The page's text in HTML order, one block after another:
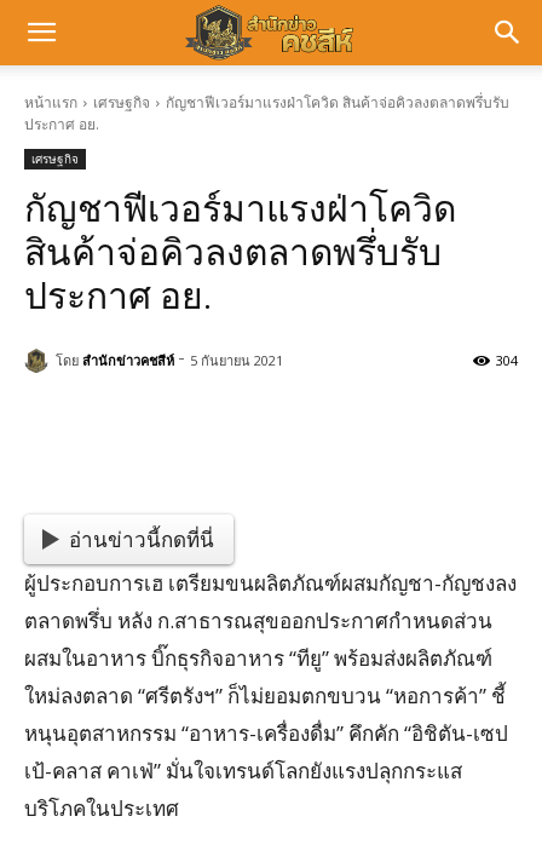
หน้าแรก เศรษฐกิจ
กัญชาฟีเวอร์มาแรงฝ่าโควิด สินค้าจ่อคิวลงตลาดพรึ่บรับ
ประกาศ อย.
เศรษฐกิจ
กัญชาฟีเวอร์มาแรงฝ่าโควิด
สินค้าจ่อคิวลงตลาดพรึ่บรับ
ประกาศ อย.
304
โดย สำนักข่าวคชสีห์ - 5 กันยายน 2021
อ่านข่าวนี้กดที่นี่
ผู้ประกอบการเฮ เตรียมขนผลิตภัณฑ์ผสมกัญชา-กัญชงลง
ตลาดพรึ่บ หลัง ก.สาธารณสุขออกประกาศกำหนดส่วน
ผสมในอาหาร บิ๊กธุรกิจอาหาร “ทียู” พร้อมส่งผลิตภัณฑ์
ใหม่ลงตลาด “ศรีตรังฯ” ก็ไม่ยอมตกขบวน “หอการค้า” ชี้
หนุนอุตสาหกรรม “อาหาร-เครื่องดื่ม” คึกคัก “อิชิตัน-เซป
เป้-คลาส คาเฟ่” มั่นใจเทรนด์โลกยังแรงปลุกกระแส
บริโภคในประเทศ